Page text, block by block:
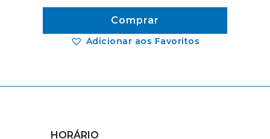
Adicionar aos Favoritos
Comprar
HORÁRIO